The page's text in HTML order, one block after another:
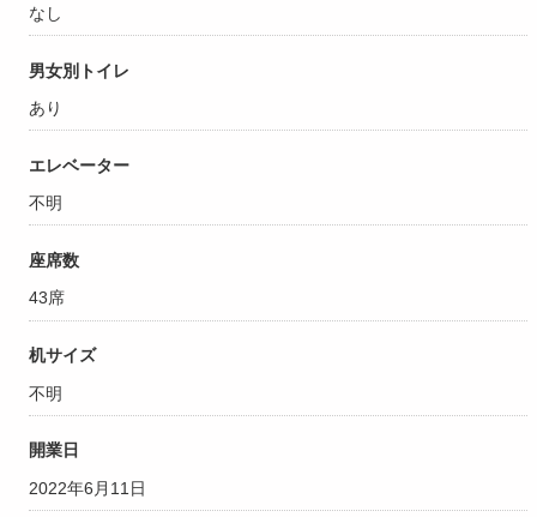
なし
男女別トイレ
あり
エレベーター
不明
座席数
43席
机サイズ
不明
開業日
2022年6月11日